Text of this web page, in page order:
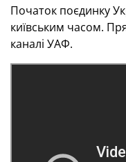
Початок поєдинку
київським часом.
каналі УАФ.